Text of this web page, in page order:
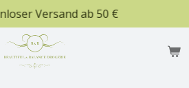
Versand ab 50 €